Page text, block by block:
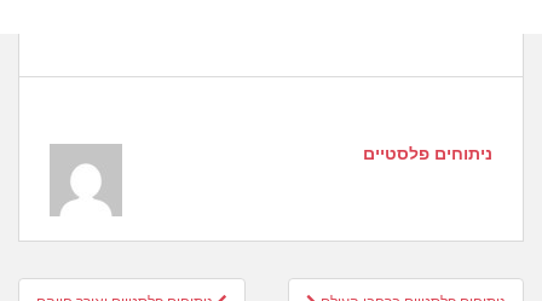
ניתוחים פלסטיים